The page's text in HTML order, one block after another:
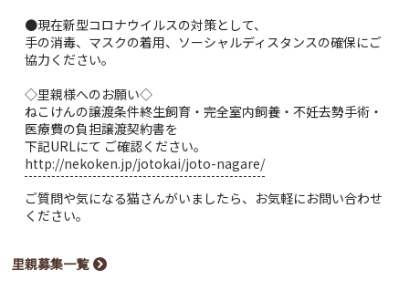
●現在新型コロナウイルスの対策として、
手の消毒、マスクの着用、ソーシャルディスタンスの確保にご
協力ください。
◇里親様へのお願い◇
ねこけんの譲渡条件終生飼育・完全室内飼養・不妊去勢手術・
医療費の負担譲渡契約書を
下記URLにて ご確認ください。
http://nekoken.jp/jotokai/joto-nagare/
ご質問や気になる猫さんがいましたら、お気軽にお問い合わせ
ください。
里親募集一覧